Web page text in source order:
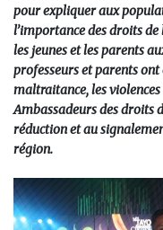
pour expliquer aux
l’importance des droits
les jeunes et les parents
professeurs et parents
maltraitance, les
Ambassadeurs des droits
réduction et au
région.